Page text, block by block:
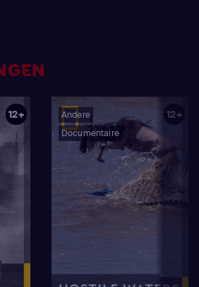
12+
Andere
Documentaire
12+